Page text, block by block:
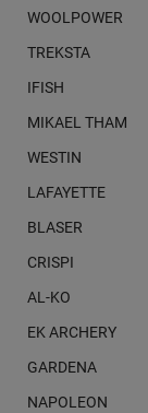
WOOLPOWER
TREKSTA
IFISH
MIKAEL THAM
WESTIN
LAFAYETTE
BLASER
CRISPI
AL-KO
EK ARCHERY
GARDENA
NAPOLEON